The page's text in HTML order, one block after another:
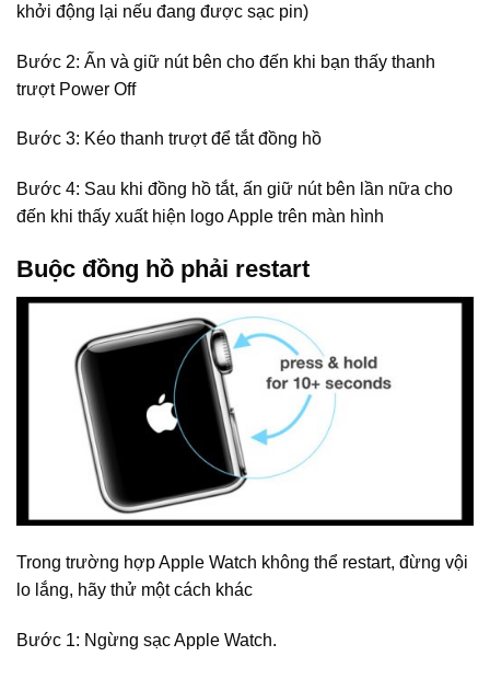
khởi động lại nếu đang được sạc pin)
Bước 2: Ấn và giữ nút bên cho đến khi bạn thấy thanh
trượt Power Off
Bước 3: Kéo thanh trượt để tắt đồng hồ
Bước 4: Sau khi đồng hồ tắt, ấn giữ nút bên lần nữa cho
đến khi thấy xuất hiện logo Apple trên màn hình
Buộc đồng hồ phải restart
Trong trường hợp Apple Watch không thể restart, đừng vội
lo lắng, hãy thử một cách khác
Bước 1: Ngừng sạc Apple Watch.